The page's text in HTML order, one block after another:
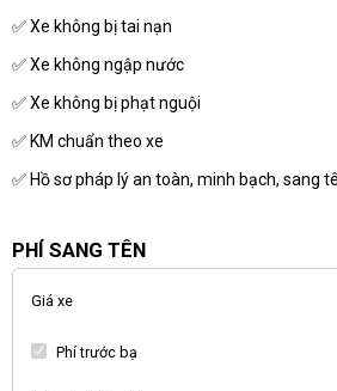
✅ Xe không bị tai nạn
✅ Xe không ngập nước
✅ Xe không bị phạt nguội
✅ KM chuẩn theo xe
✅ Hồ sơ pháp lý an toàn, minh bạch, sang
PHÍ SANG TÊN
Giá xe
Phí trước bạ